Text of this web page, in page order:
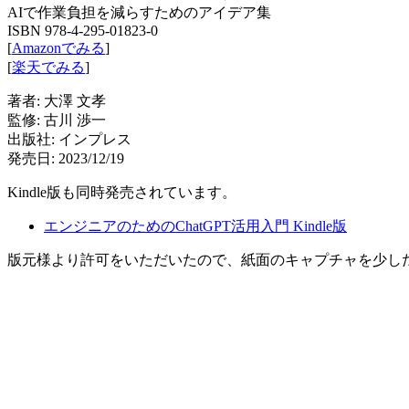
AIで作業負担を減らすためのアイデア集
ISBN 978-4-295-01823-0
[Amazonでみる]
[楽天でみる]
著者: 大澤 文孝
監修: 古川 渉一
出版社: インプレス
発売日: 2023/12/19
Kindle版も同時発売されています。
エンジニアのためのChatGPT活用入門 Kindle版
版元様より許可をいただいたので、紙面のキャプチャを少し